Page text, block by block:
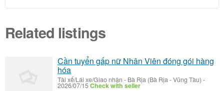
Related listings
Cần tuyển gấp nữ Nhân Viên đóng gói hàng
hóa
Tài xế/Lái xe/Giao nhận - Bà Rịa (Bà Rịa - Vũng Tàu) -
2026/07/15Check with seller